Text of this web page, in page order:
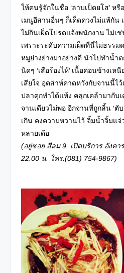
ให้คนรู้จักในชื่อ ‘ลาบเป็ดยโส’ ห
เมนูอีสานอื่นๆ ก็เด็ดดวงไม่แพ้กัน
ไม่กินเผ็ดโปรดแจ้งพนักงาน ไม่เ
เพราะระดับความเผ็ดที่นี่ไม่ธรรม
หมูย่างย่างมาอย่างดี นำไปทำน้ำ
นิดๆ ‘เสือร้องไห้’ เนื้อค่อนข้างเห
เสียใจ อุตส่าห์คาดหวังกับจานนี้ไว้
ปลาดุกทำได้แห้ง คลุกเคล้ามากับ
จานเดียวไม่พอ อีกจานที่ถูกลิ้น ‘ตับ
เกิน คงความหวานไว้ จิ้มน้ำจิ้มแ
หลายเด้อ
(อยู่ซอยสีลม 9 เปิดบริการ อังคา
22.00 น. โทร.(081) 754-9867)